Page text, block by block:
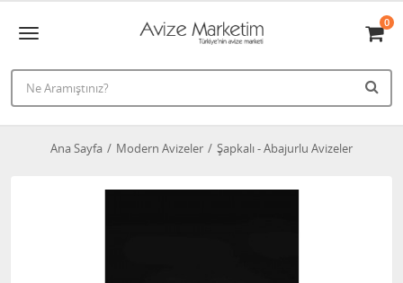
0
Ana Sayfa Modern Avizeler Şapkalı - Abajurlu Avizeler